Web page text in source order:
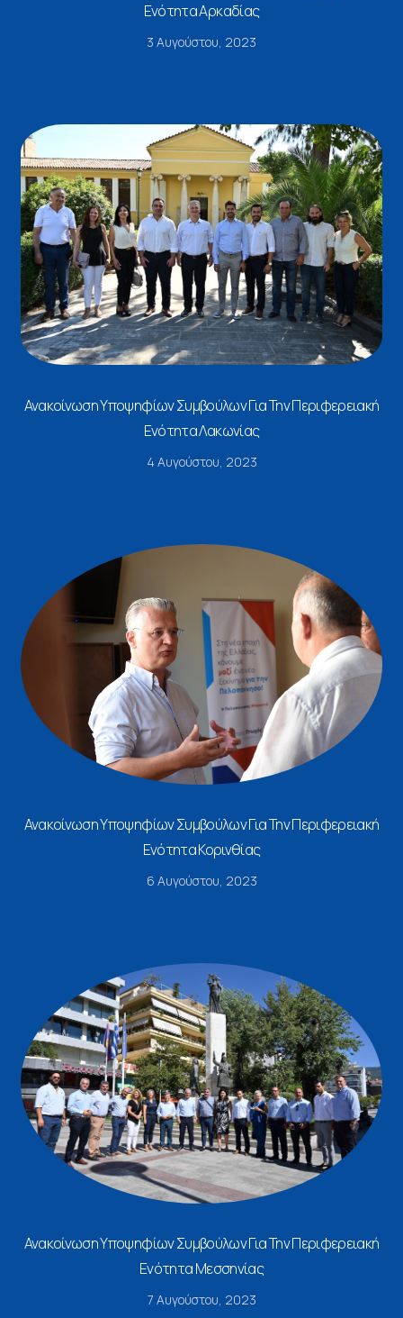
Ενότητα Αρκαδίας
3 Αυγούστου, 2023
Ανακοίνωση Υποψηφίων Συμβούλων Για Την Περιφερειακή
Ενότητα Λακωνίας
4 Αυγούστου, 2023
Ανακοίνωση Υποψηφίων Συμβούλων Για Την Περιφερειακή
Ενότητα Κορινθίας
6 Αυγούστου, 2023
Ανακοίνωση Υποψηφίων Συμβούλων Για Την Περιφερειακή
Ενότητα Μεσσηνίας
7 Αυγούστου, 2023